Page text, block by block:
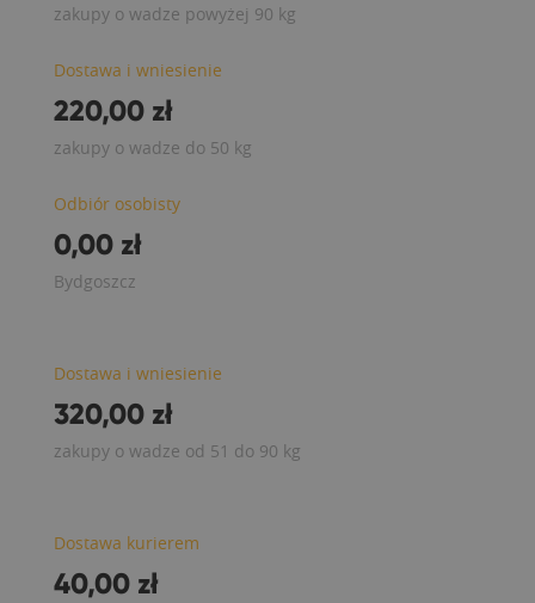
zakupy o wadze powyżej 90 kg
Dostawa i wniesienie
220,00 zł
zakupy o wadze do 50 kg
Odbiór osobisty
0,00 zł
Bydgoszcz
Dostawa i wniesienie
320,00 zł
zakupy o wadze od 51 do 90 kg
Dostawa kurierem
40,00 zł